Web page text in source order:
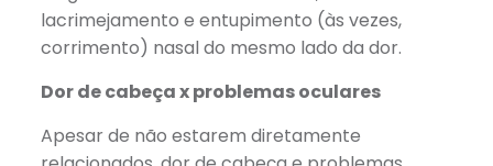
lacrimejamento e entupimento (às vezes,
corrimento) nasal do mesmo lado da dor.
Dor de cabeça x problemas oculares
Apesar de não estarem diretamente